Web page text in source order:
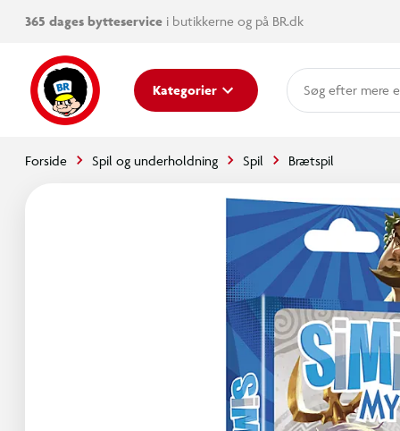
365 dages bytteservice i butikkerne og på BR.dk
Kategorier mere
Forside Spil og underholdning Spil Brætspil